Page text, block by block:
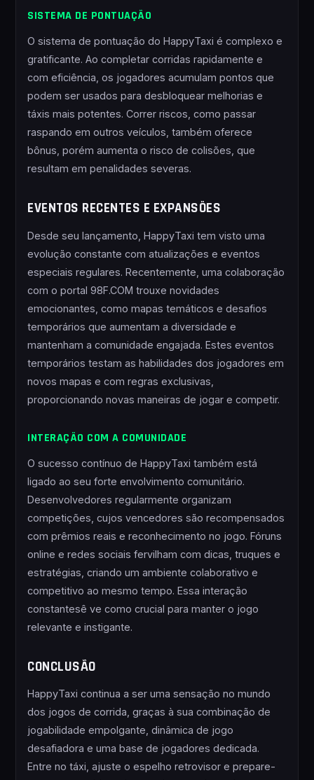
SISTEMA DE PONTUAÇÃO
O sistema de pontuação do HappyTaxi é complexo e
gratificante. Ao completar corridas rapidamente e
com eficiência, os jogadores acumulam pontos que
podem ser usados para desbloquear melhorias e
táxis mais potentes. Correr riscos, como passar
raspando em outros veículos, também oferece
bônus, porém aumenta o risco de colisões, que
resultam em penalidades severas.
EVENTOS RECENTES E EXPANSÕES
Desde seu lançamento, HappyTaxi tem visto uma
evolução constante com atualizações e eventos
especiais regulares. Recentemente, uma colaboração
com o portal 98F.COM trouxe novidades
emocionantes, como mapas temáticos e desafios
temporários que aumentam a diversidade e
mantenham a comunidade engajada. Estes eventos
temporários testam as habilidades dos jogadores em
novos mapas e com regras exclusivas,
proporcionando novas maneiras de jogar e competir.
INTERAÇÃO COM A COMUNIDADE
O sucesso contínuo de HappyTaxi também está
ligado ao seu forte envolvimento comunitário.
Desenvolvedores regularmente organizam
competições, cujos vencedores são recompensados
com prêmios reais e reconhecimento no jogo. Fóruns
online e redes sociais fervilham com dicas, truques e
estratégias, criando um ambiente colaborativo e
competitivo ao mesmo tempo. Essa interação
constantesê ve como crucial para manter o jogo
relevante e instigante.
CONCLUSÃO
HappyTaxi continua a ser uma sensação no mundo
dos jogos de corrida, graças à sua combinação de
jogabilidade empolgante, dinâmica de jogo
desafiadora e uma base de jogadores dedicada.
Entre no táxi, ajuste o espelho retrovisor e prepare-